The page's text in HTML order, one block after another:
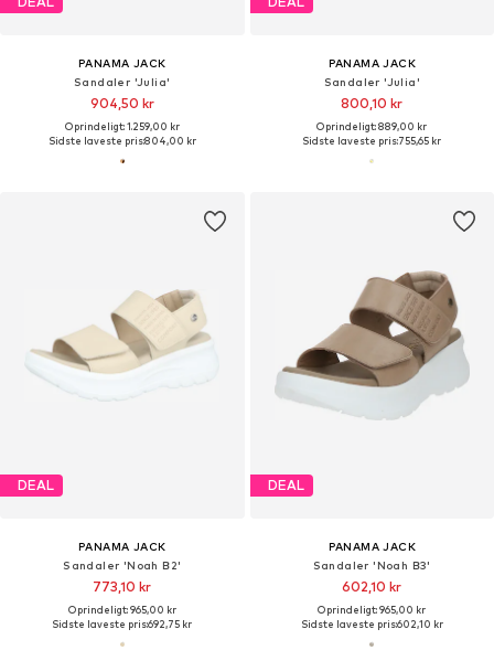
PANAMA JACK
Sandaler 'Julia'
904,50 kr
Oprindeligt: 1.259,00 kr
Sidste laveste pris:804,00 kr
PANAMA JACK
Sandaler 'Julia'
800,10 kr
Oprindeligt: 889,00 kr
Sidste laveste pris:755,65 kr
DEAL
PANAMA JACK
Sandaler 'Noah B2'
773,10 kr
Oprindeligt: 965,00 kr
Sidste laveste pris:692,75 kr
DEAL
PANAMA JACK
Sandaler 'Noah B3'
602,10 kr
Oprindeligt: 965,00 kr
Sidste laveste pris:602,10 kr